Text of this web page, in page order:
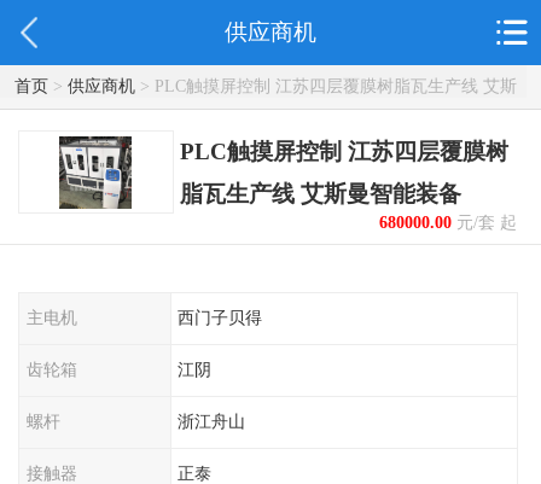
供应商机
首页> 供应商机> PLC触摸屏控制 江苏四层覆膜树脂瓦生产线 艾斯
曼智能装备
PLC触摸屏控制 江苏四层覆膜树
脂瓦生产线 艾斯曼智能装备
680000.00元/套 起
主电机 西门子贝得
齿轮箱 江阴
螺杆 浙江舟山
接触器 正泰